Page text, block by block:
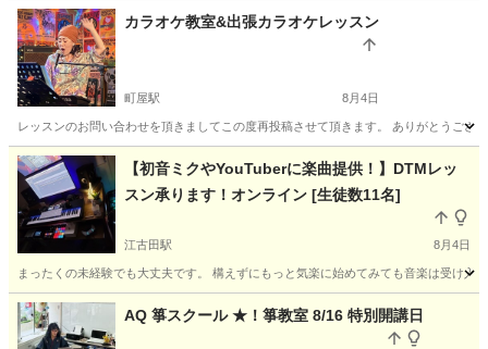
東京 江東区 東大島駅 ウクレレ 講座
カラオケ教室&出張カラオケレッスン
町屋駅 8月4日
レッスンのお問い合わせを頂きましてこの度再投稿させて頂きます。 ありがとうご
東京 荒川区 町屋駅 ボーカル ボイストレーニング
【初音ミクやYouTuberに楽曲提供！】DTMレッ
スン承ります！オンライン [生徒数11名]
江古田駅 8月4日
まったくの未経験でも大丈夫です。 構えずにもっと気楽に始めてみても音楽は受け
東京 練馬区 江古田駅 その他 DTM
AQ 箏スクール ★！箏教室 8/16 特別開講日